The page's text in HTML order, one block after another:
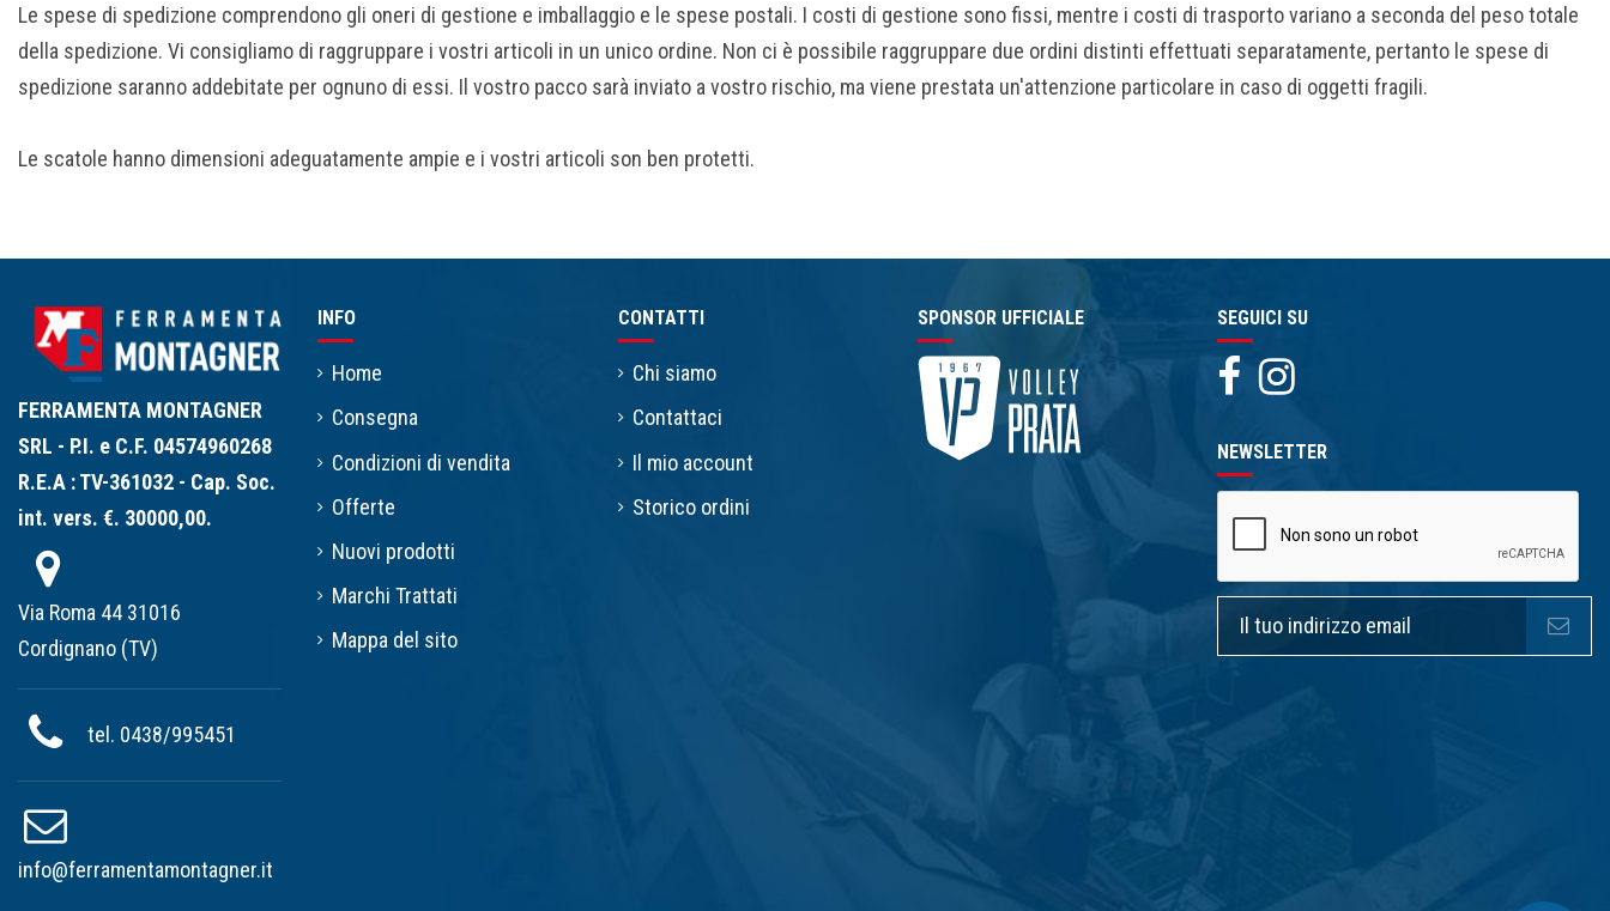
Le spese di spedizione comprendono gli oneri di gestione e imballaggio e le spese postali. I costi di gestione sono fissi, mentre i costi di trasporto variano a seconda del peso totale
della spedizione. Vi consigliamo di raggruppare i vostri articoli in un unico ordine. Non ci è possibile raggruppare due ordini distinti effettuati separatamente, pertanto le spese di
spedizione saranno addebitate per ognuno di essi. Il vostro pacco sarà inviato a vostro rischio, ma viene prestata un'attenzione particolare in caso di oggetti fragili.
Le scatole hanno dimensioni adeguatamente ampie e i vostri articoli son ben protetti.
FERRAMENTA MONTAGNER
SRL - P.I. e C.F. 04574960268
R.E.A : TV-361032 - Cap. Soc.
int. vers. €. 30000,00.
Via Roma 44 31016
Cordignano (TV)
tel. 0438/995451
info@ferramentamontagner.it
SPONSOR UFFICIALE
INFO
Home
Consegna
Condizioni di vendita
Offerte
Nuovi prodotti
Marchi Trattati
Mappa del sito
CONTATTI
Chi siamo
Contattaci
Il mio account
Storico ordini
SEGUICI SU
NEWSLETTER